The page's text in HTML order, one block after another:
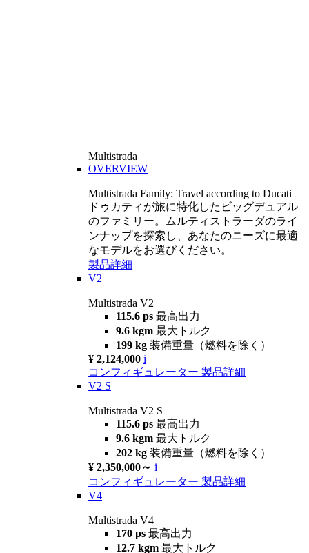
Multistrada
OVERVIEW
Multistrada Family: Travel according to Ducati
ドゥカティが旅に特化したビッグデュアル
のファミリー。ムルティストラーダのライ
ンナップを探索し、あなたのニーズに最適
なモデルをお選びください。
製品詳細
V2
Multistrada V2
115.6 ps 最高出力
9.6 kgm 最大トルク
199 kg 装備重量（燃料を除く）
¥ 2,124,000 i
コンフィギュレーター 製品詳細
V2 S
Multistrada V2 S
115.6 ps 最高出力
9.6 kgm 最大トルク
202 kg 装備重量（燃料を除く）
¥ 2,350,000～ i
コンフィギュレーター 製品詳細
V4
Multistrada V4
170 ps 最高出力
12.7 kgm 最大トルク